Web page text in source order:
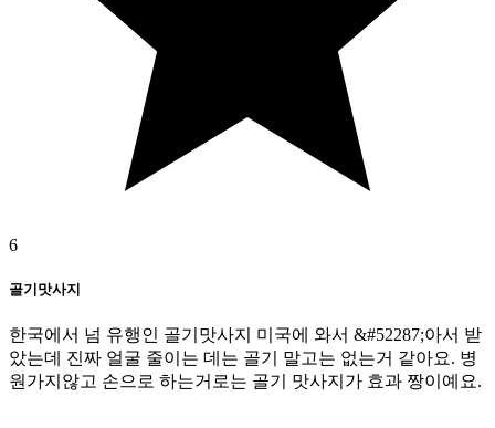
6
골기맛사지
한국에서 넘 유행인 골기맛사지 미국에 와서 &#52287;아서 받
았는데 진짜 얼굴 줄이는 데는 골기 말고는 없는거 같아요. 병
원가지않고 손으로 하는거로는 골기 맛사지가 효과 짱이예요.